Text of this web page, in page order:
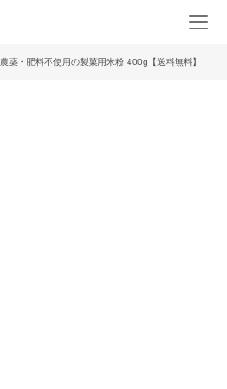
農薬・肥料不使用の製菓用米粉 400g【送料無料】